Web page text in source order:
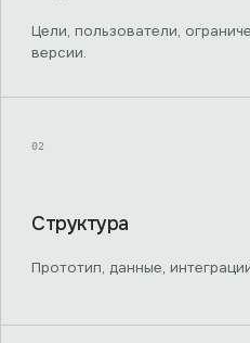
Цели, пользователи,
версии.
02
Структура
Прототип, данные,